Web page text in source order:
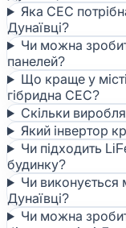
Яка СЕС
Дунаївці?
Чи можна
панелей?
Що краще у
гібридна СЕС?
Скільки
Який інвертор
Чи підходить
будинку?
Чи виконується
Дунаївці?
Чи можна